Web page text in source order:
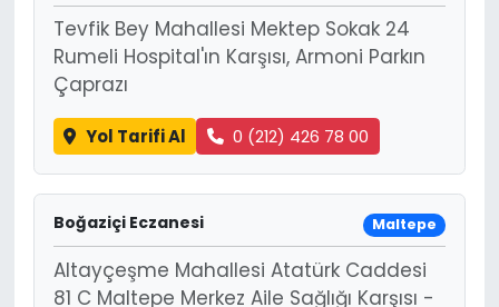
Tevfik Bey Mahallesi Mektep Sokak 24
Rumeli Hospital'ın Karşısı, Armoni Parkın
Çaprazı
Yol Tarifi Al 0 (212) 426 78 00
Boğaziçi Eczanesi Maltepe
Altayçeşme Mahallesi Atatürk Caddesi
81 C Maltepe Merkez Aile Sağlığı Karşısı -